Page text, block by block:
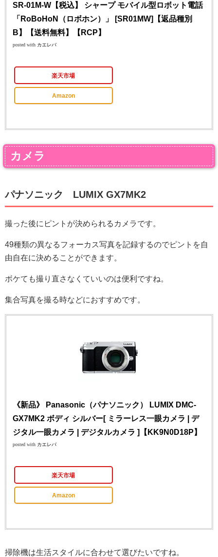
SR-01M-W【税込】 シャープ モバイル型ロボット電話
「RoBoHoN（ロボホン）」 [SR01MW]【返品種別
B】【送料無料】【RCP】
posted with カエレバ
楽天市場
Amazon
カメラ
パナソニック LUMIX GX7MK2
撮った後にピントが決められるカメラです。
49種類の異なるフォーカス写真を記録するのでピントを自
由自在に決めることができます。
ボケても撮り直さなくていいのは便利ですね。
集合写真を撮る時などにおすすめです。
《新品》 Panasonic（パナソニック） LUMIX DMC-
GX7MK2 ボディ シルバー[ ミラーレス一眼カメラ | デ
ジタル一眼カメラ | デジタルカメラ ]【KK9N0D18P】
posted with カエレバ
楽天市場
Amazon
掃除機は生活スタイルに合わせて選びたいですね。